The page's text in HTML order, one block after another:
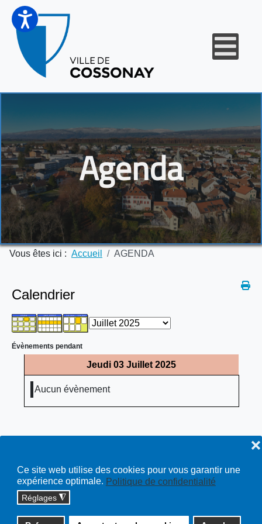
Ce site web utilise des cookies pour vous garantir une
expérience optimale. Politique de confidentialité
Réglages ◮
❌
Agenda
Vous êtes ici : Accueil AGENDA
Calendrier
Évènements pendant
Jeudi 03 Juillet 2025
Aucun évènement
Copyright © 2026 cossonay.ch - tous droits réservés | site :